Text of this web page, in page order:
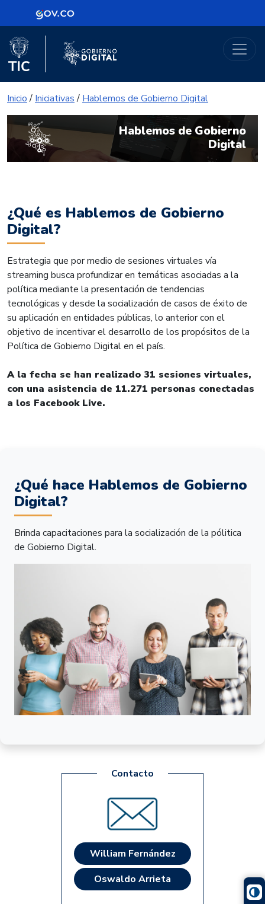
Logo Gobierno de Colombia
Portal Gobierno Digital
Logo del Ministerio TIC
Inicio/ Iniciativas/ Hablemos de Gobierno Digital
Hablemos de Gobierno
Digital
¿Qué es Hablemos de Gobierno
Digital?
Estrategia que por medio de sesiones virtuales vía
streaming busca profundizar en temáticas asociadas a la
política mediante la presentación de tendencias
tecnológicas y desde la socialización de casos de éxito de
su aplicación en entidades públicas, lo anterior con el
objetivo de incentivar el desarrollo de los propósitos de la
Política de Gobierno Digital en el país.
A la fecha se han realizado 31 sesiones virtuales,
con una asistencia de 11.271 personas conectadas
a los Facebook Live.
¿Qué hace Hablemos de Gobierno
Digital?
Brinda capacitaciones para la socialización de la pólitica
de Gobierno Digital.
William Fernández
Oswaldo Arrieta